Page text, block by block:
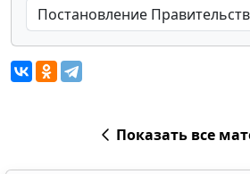
Показать все